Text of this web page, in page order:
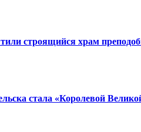
строящийся храм
стала «Королевой